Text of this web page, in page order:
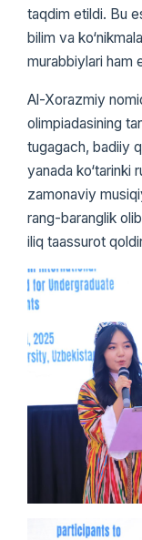
taqdim etildi. Bu
bilim va
murabbiylari ham
Al-Xorazmiy
olimpiadasining
tugagach, badiiy
yanada ko‘tarinki
zamonaviy
rang-baranglik
iliq taassurot